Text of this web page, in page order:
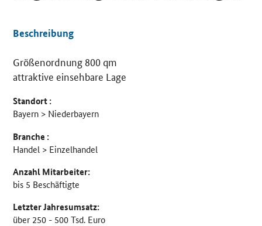
Details
Beschreibung
Größenordnung 800 qm
attraktive einsehbare Lage
Standort :
Bayern > Niederbayern
Branche :
Handel > Einzelhandel
Anzahl Mitarbeiter:
bis 5 Beschäftigte
Letzter Jahresumsatz:
über 250 - 500 Tsd. Euro